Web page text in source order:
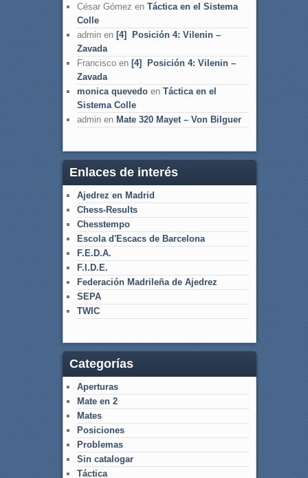
César Gómez en Táctica en el Sistema
Colle
adminen [4] Posición 4: Vilenin –
Zavada
Franciscoen [4] Posición 4: Vilenin –
Zavada
monica quevedoen Táctica en el
Sistema Colle
adminen Mate 320 Mayet – Von Bilguer
Enlaces de interés
Ajedrez en Madrid
Chess-Results
Chesstempo
Escola d'Escacs de Barcelona
F.E.D.A.
F.I.D.E.
Federación Madrileña de Ajedrez
SEPA
TWIC
Categorías
Aperturas
Mate en 2
Mates
Posiciones
Problemas
Sin catalogar
Táctica